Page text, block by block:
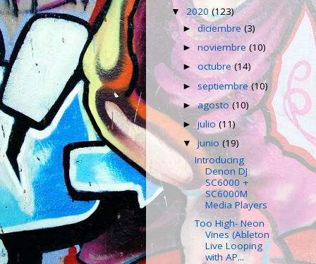
▼ 2020(123)
►diciembre(3)
►noviembre(10)
►octubre(14)
►septiembre(10)
►agosto(10)
►julio(11)
▼junio(19)
Introducing
Denon DJ
SC6000 +
SC6000M
Media Players
Too High- Neon
Vines (Ableton
Live Looping
with AP...